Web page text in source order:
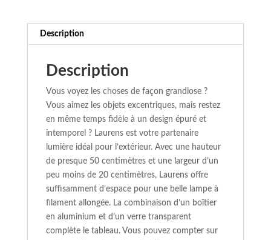
Description
Description
Vous voyez les choses de façon grandiose ?
Vous aimez les objets excentriques, mais restez
en même temps fidèle à un design épuré et
intemporel ? Laurens est votre partenaire
lumière idéal pour l’extérieur. Avec une hauteur
de presque 50 centimètres et une largeur d’un
peu moins de 20 centimètres, Laurens offre
suffisamment d’espace pour une belle lampe à
filament allongée. La combinaison d’un boîtier
en aluminium et d’un verre transparent
complète le tableau. Vous pouvez compter sur